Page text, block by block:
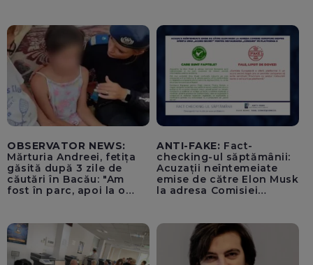
OBSERVATOR NEWS:
Mărturia Andreei, fetița
găsită după 3 zile de
căutări în Bacău: "Am
fost în parc, apoi la o
ANTI-FAKE: Fact-
checking-ul săptămânii:
Acuzații neîntemeiate
emise de către Elon Musk
la adresa Comisiei
pentru instaurarea
„cenzurii” pe platforma X